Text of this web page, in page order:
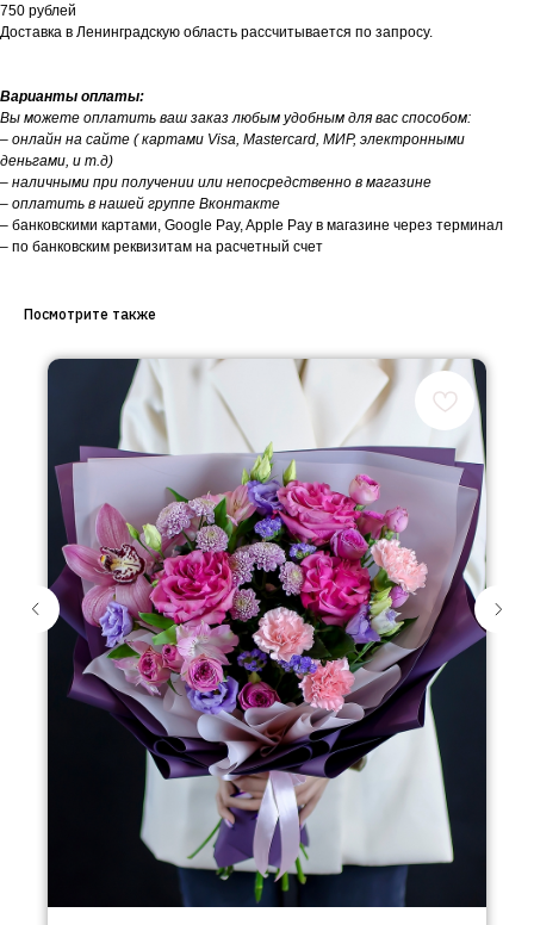
750 рублей
Доставка в Ленинградскую область рассчитывается по запросу.
Варианты оплаты:
Вы можете оплатить ваш заказ любым удобным для вас способом:
– онлайн на сайте ( картами Visa, Mastercard, МИР, электронными
деньгами, и т.д)
– наличными при получении или непосредственно в магазине
– оплатить в нашей группе Вконтакте
– банковскими картами, Google Pay, Apple Pay в магазине через терминал
– по банковским реквизитам на расчетный счет
Посмотрите также